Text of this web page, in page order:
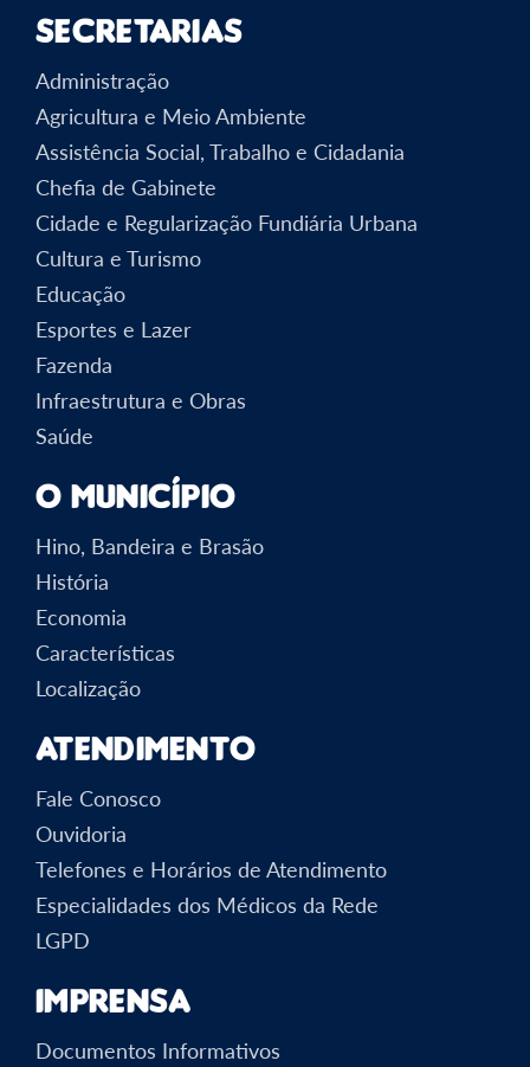
Secretarias
Administração
Agricultura e Meio Ambiente
Assistência Social, Trabalho e Cidadania
Chefia de Gabinete
Cidade e Regularização Fundiária Urbana
Cultura e Turismo
Educação
Esportes e Lazer
Fazenda
Infraestrutura e Obras
Saúde
O Município
Hino, Bandeira e Brasão
História
Economia
Características
Localização
Atendimento
Fale Conosco
Ouvidoria
Telefones e Horários de Atendimento
Especialidades dos Médicos da Rede
LGPD
Imprensa
Documentos Informativos